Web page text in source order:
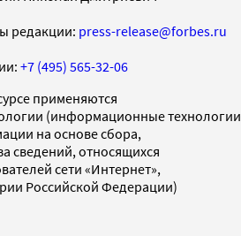
редакции: press-release@forbes.ru
+7 (495) 565-32-06
применяются
(информационные технологии
на основе сбора,
сведений, относящихся
сети «Интернет»,
Российской Федерации)